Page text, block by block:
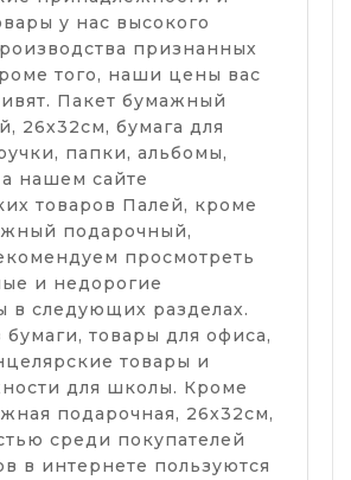
у нас высокого
признанных
того, наши цены вас
Пакет бумажный
26х32см, бумага для
папки, альбомы,
нашем сайте
товаров Палей, кроме
подарочный,
просмотреть
и недорогие
в следующих разделах.
товары для офиса,
товары и
для школы. Кроме
подарочная, 26х32см,
среди покупателей
в интернете пользуются